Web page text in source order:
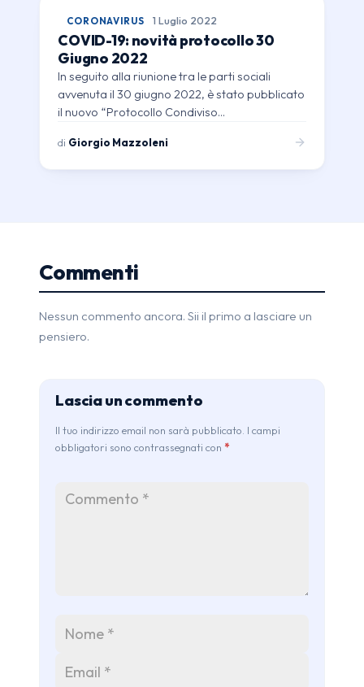
CORONAVIRUS 1 Luglio 2022
COVID-19: novità protocollo 30
Giugno 2022
In seguito alla riunione tra le parti sociali
avvenuta il 30 giugno 2022, è stato pubblicato
il nuovo “Protocollo Condiviso…
di Giorgio Mazzoleni
Commenti
Nessun commento ancora. Sii il primo a lasciare un
pensiero.
Lascia un commento
Il tuo indirizzo email non sarà pubblicato. I campi
obbligatori sono contrassegnati con *